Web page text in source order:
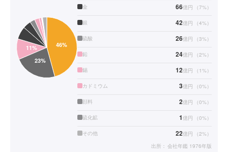
金 66億円 （7%）
銀 42億円 （4%）
硫酸 26億円 （3%）
鉛 24億円 （2%）
錫 12億円 （ 1%）
カドミウム 3億円 （0%）
顔料 2億円 （0%）
硫化鉱 1億円 （0%）
その他 22億円 （2%）
出所： 会社年鑑 1976年版